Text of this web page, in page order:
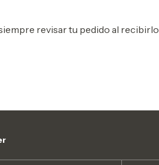
revisar tu pedido al recibirlo